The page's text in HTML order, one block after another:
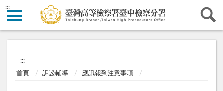
:::
:::
首頁 訴訟輔導 應訊報到注意事項